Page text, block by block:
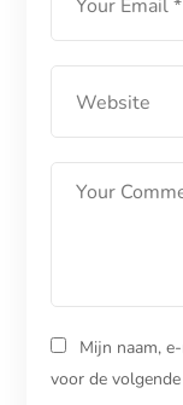
Mijn naam,
voor de